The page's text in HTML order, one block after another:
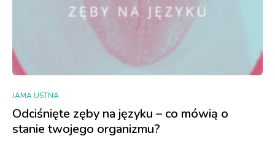
JAMA USTNA
Odciśnięte zęby na języku – co mówią o
stanie twojego organizmu?